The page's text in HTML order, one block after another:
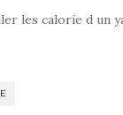
les calorie d un